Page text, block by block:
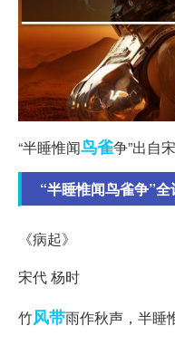
“半睡惟闻鸟雀争”出自
“半睡惟闻鸟雀争”全
《病起》
宋代 杨时
竹风带雨作秋声，半睡